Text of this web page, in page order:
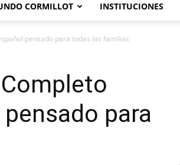
CORMILLOT INSTITUCIONES
pensado para todas las familias
para